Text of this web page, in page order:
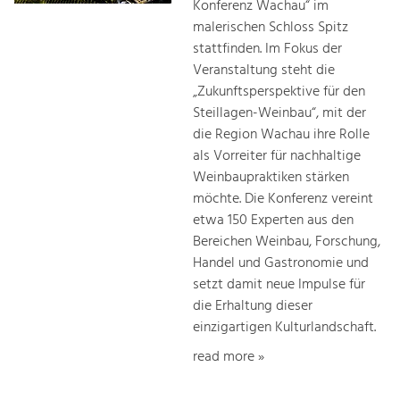
Konferenz Wachau“ im
malerischen Schloss Spitz
stattfinden. Im Fokus der
Veranstaltung steht die
„Zukunftsperspektive für den
Steillagen-Weinbau“, mit der
die Region Wachau ihre Rolle
als Vorreiter für nachhaltige
Weinbaupraktiken stärken
möchte. Die Konferenz vereint
etwa 150 Experten aus den
Bereichen Weinbau, Forschung,
Handel und Gastronomie und
setzt damit neue Impulse für
die Erhaltung dieser
einzigartigen Kulturlandschaft.
read more »